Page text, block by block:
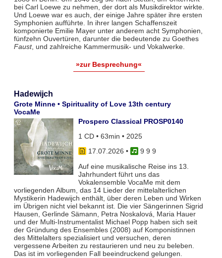
bei Carl Loewe zu nehmen, der dort als Musikdirektor wirkte.
Und Loewe war es auch, der einige Jahre später ihre ersten
Symphonien aufführte. In ihrer langen Schaffenszeit
komponierte Emilie Mayer unter anderem acht Symphonien,
fünfzehn Ouvertüren, darunter die bedeutende zu Goethes
Faust, und zahlreiche Kammermusik- und Vokalwerke.
»zur Besprechung«
Hadewijch
Grote Minne • Spirituality of Love 13th century
VocaMe
Prospero Classical PROSP0140
1 CD • 63min • 2025
17.07.2026 •
9 9 9
Auf eine musikalische Reise ins 13.
Jahrhundert führt uns das
Vokalensemble VocaMe mit dem
vorliegenden Album, das 14 Lieder der mittelalterlichen
Mystikerin Hadewijch enthält, über deren Leben und Wirken
im Übrigen nicht viel bekannt ist. Die vier Sängerinnen Sigrid
Hausen, Gerlinde Sämann, Petra Noskalová, Maria Hauer
und der Multi-Instrumentalist Michael Popp haben sich seit
der Gründung des Ensembles (2008) auf Komponistinnen
des Mittelalters spezialisiert und versuchen, deren
vergessene Arbeiten zu restaurieren und neu zu beleben.
Das ist im vorliegenden Fall beeindruckend gelungen.